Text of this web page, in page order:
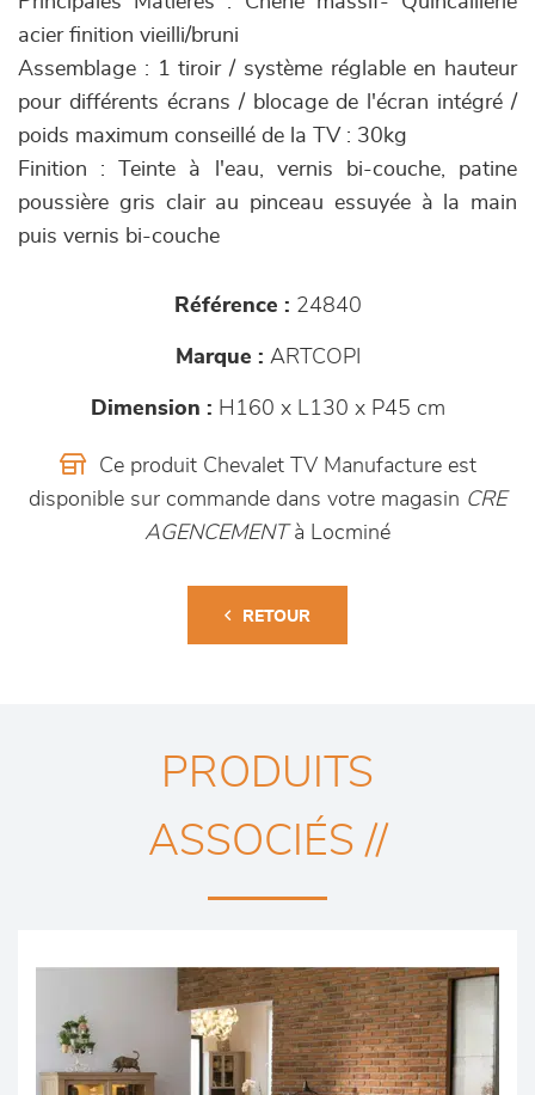
acier finition vieilli/bruni
Assemblage : 1 tiroir / système réglable en hauteur
pour différents écrans / blocage de l'écran intégré /
poids maximum conseillé de la TV : 30kg
Finition : Teinte à l'eau, vernis bi-couche, patine
poussière gris clair au pinceau essuyée à la main
puis vernis bi-couche
Référence : 24840
Marque : ARTCOPI
Dimension : H160 x L130 x P45 cm
Ce produit Chevalet TV Manufacture est
disponible sur commande dans votre magasin CRE
AGENCEMENTà Locminé
RETOUR
PRODUITS
ASSOCIÉS //